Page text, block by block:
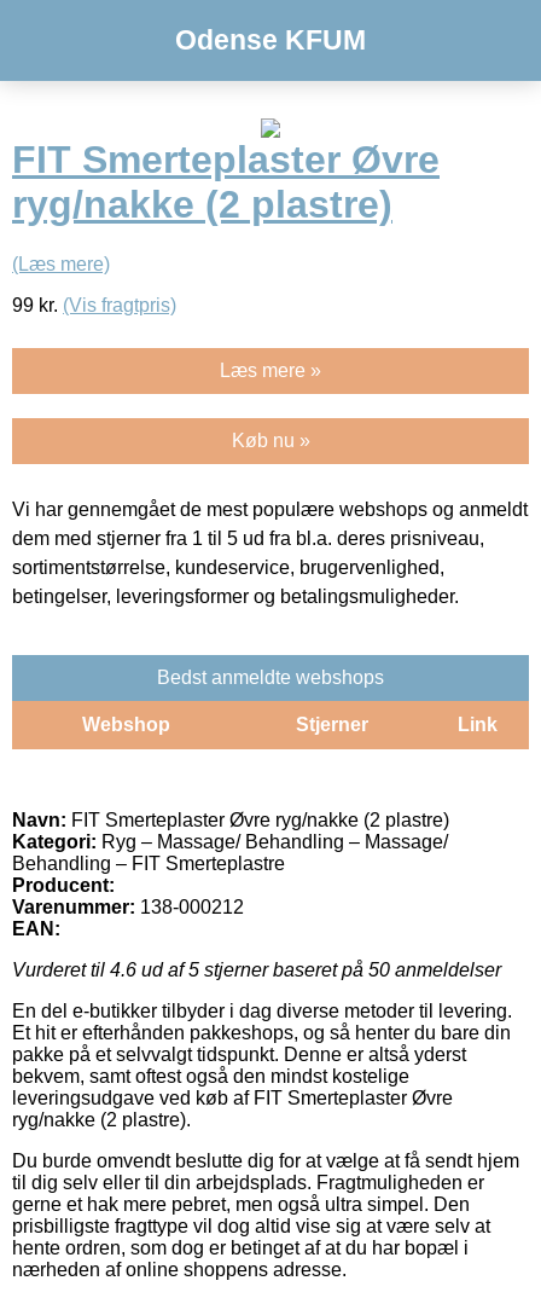
Odense KFUM
FIT Smerteplaster Øvre
ryg/nakke (2 plastre)
(Læs mere)
99 kr. (Vis fragtpris)
Læs mere »
Køb nu »
Vi har gennemgået de mest populære webshops og anmeldt
dem med stjerner fra 1 til 5 ud fra bl.a. deres prisniveau,
sortimentstørrelse, kundeservice, brugervenlighed,
betingelser, leveringsformer og betalingsmuligheder.
Bedst anmeldte webshops
Webshop Stjerner Link
Navn: FIT Smerteplaster Øvre ryg/nakke (2 plastre)
Kategori: Ryg – Massage/ Behandling – Massage/
Behandling – FIT Smerteplastre
Producent:
Varenummer: 138-000212
EAN:
Vurderet til 4.6 ud af 5 stjerner baseret på 50 anmeldelser
En del e-butikker tilbyder i dag diverse metoder til levering.
Et hit er efterhånden pakkeshops, og så henter du bare din
pakke på et selvvalgt tidspunkt. Denne er altså yderst
bekvem, samt oftest også den mindst kostelige
leveringsudgave ved køb af FIT Smerteplaster Øvre
ryg/nakke (2 plastre).
Du burde omvendt beslutte dig for at vælge at få sendt hjem
til dig selv eller til din arbejdsplads. Fragtmuligheden er
gerne et hak mere pebret, men også ultra simpel. Den
prisbilligste fragttype vil dog altid vise sig at være selv at
hente ordren, som dog er betinget af at du har bopæl i
nærheden af online shoppens adresse.